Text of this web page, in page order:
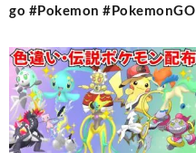
go #Pokemon #PokemonGO